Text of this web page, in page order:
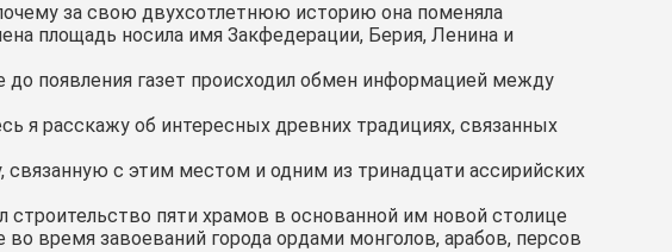
за свою двухсотлетнюю историю она поменяла
площадь носила имя Закфедерации, Берия, Ленина и
появления газет происходил обмен информацией между
я расскажу об интересных древних традициях, связанных
с этим местом и одним из тринадцати ассирийских
пяти храмов в основанной им новой столице
время завоеваний города ордами монголов, арабов, персов